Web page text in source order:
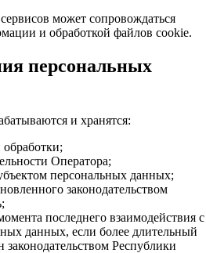
может сопровождаться
и обработкой файлов cookie.
персональных
и хранятся:
Оператора;
персональных данных;
законодательством
последнего взаимодействия с
данных, если более длительный
законодательством Республики